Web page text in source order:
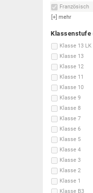
Französisch
[+] mehr
Klassenstufe
Klasse 13 LK
Klasse 13
Klasse 12
Klasse 11
Klasse 10
Klasse 9
Klasse 8
Klasse 7
Klasse 6
Klasse 5
Klasse 4
Klasse 3
Klasse 2
Klasse 1
Klasse B3